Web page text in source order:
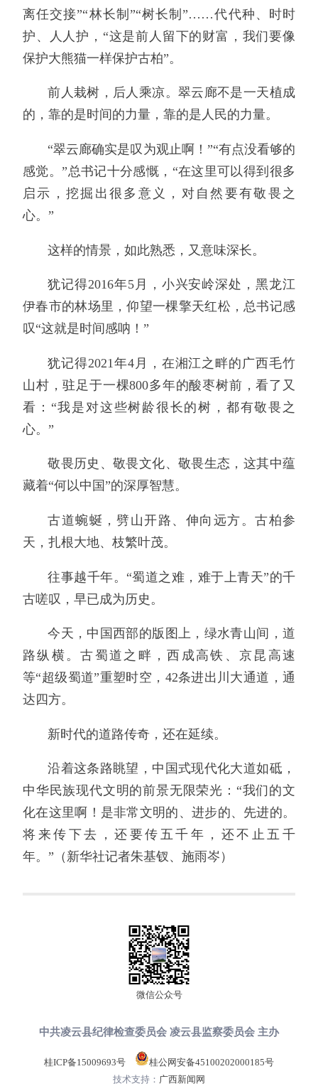
离任交接”“林长制”“树长制”……代代种、时时
护、人人护，“这是前人留下的财富，我们要像
保护大熊猫一样保护古柏”。
前人栽树，后人乘凉。翠云廊不是一天植成
的，靠的是时间的力量，靠的是人民的力量。
“翠云廊确实是叹为观止啊！”“有点没看够的
感觉。”总书记十分感慨，“在这里可以得到很多
启示，挖掘出很多意义，对自然要有敬畏之
心。”
这样的情景，如此熟悉，又意味深长。
犹记得2016年5月，小兴安岭深处，黑龙江
伊春市的林场里，仰望一棵擎天红松，总书记感
叹“这就是时间感呐！”
犹记得2021年4月，在湘江之畔的广西毛竹
山村，驻足于一棵800多年的酸枣树前，看了又
看：“我是对这些树龄很长的树，都有敬畏之
心。”
敬畏历史、敬畏文化、敬畏生态，这其中蕴
藏着“何以中国”的深厚智慧。
古道蜿蜒，劈山开路、伸向远方。古柏参
天，扎根大地、枝繁叶茂。
往事越千年。“蜀道之难，难于上青天”的千
古嗟叹，早已成为历史。
今天，中国西部的版图上，绿水青山间，道
路纵横。古蜀道之畔，西成高铁、京昆高速
等“超级蜀道”重塑时空，42条进出川大通道，通
达四方。
新时代的道路传奇，还在延续。
沿着这条路眺望，中国式现代化大道如砥，
中华民族现代文明的前景无限荣光：“我们的文
化在这里啊！是非常文明的、进步的、先进的。
将来传下去，还要传五千年，还不止五千
年。”（新华社记者朱基钗、施雨岑）
微信公众号
中共凌云县纪律检查委员会 凌云县监察委员会 主办
桂ICP备15009693号
桂公网安备45100202000185号
技术支持： 广西新闻网